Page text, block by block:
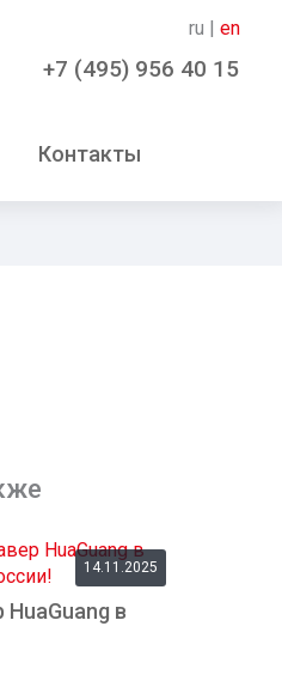
+7 (495) 956 40 15
ru | en
Контакты
14.11.2025
в